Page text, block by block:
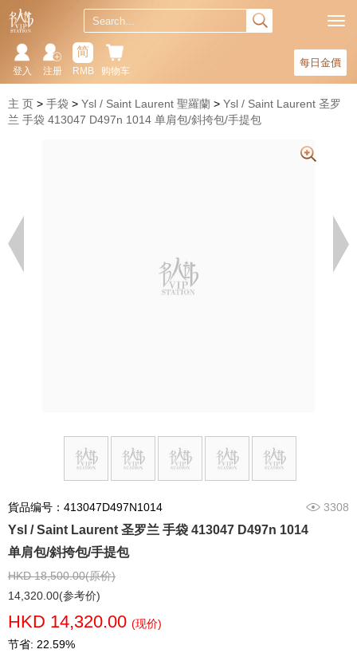
每日金價
购物车
简
RMB
注册
登入
主 页 手袋 Ysl / Saint Laurent 聖羅蘭
Ysl / Saint Laurent 圣罗
兰 手袋 413047 D497n 1014 单肩包/斜挎包/手提包
貨品编号：413047D497N1014 3308
Ysl / Saint Laurent 圣罗兰 手袋 413047 D497n 1014
单肩包/斜挎包/手提包
HKD 18,500.00(原价)
14,320.00(参考价)
HKD 14,320.00 (现价)
节省: 22.59%